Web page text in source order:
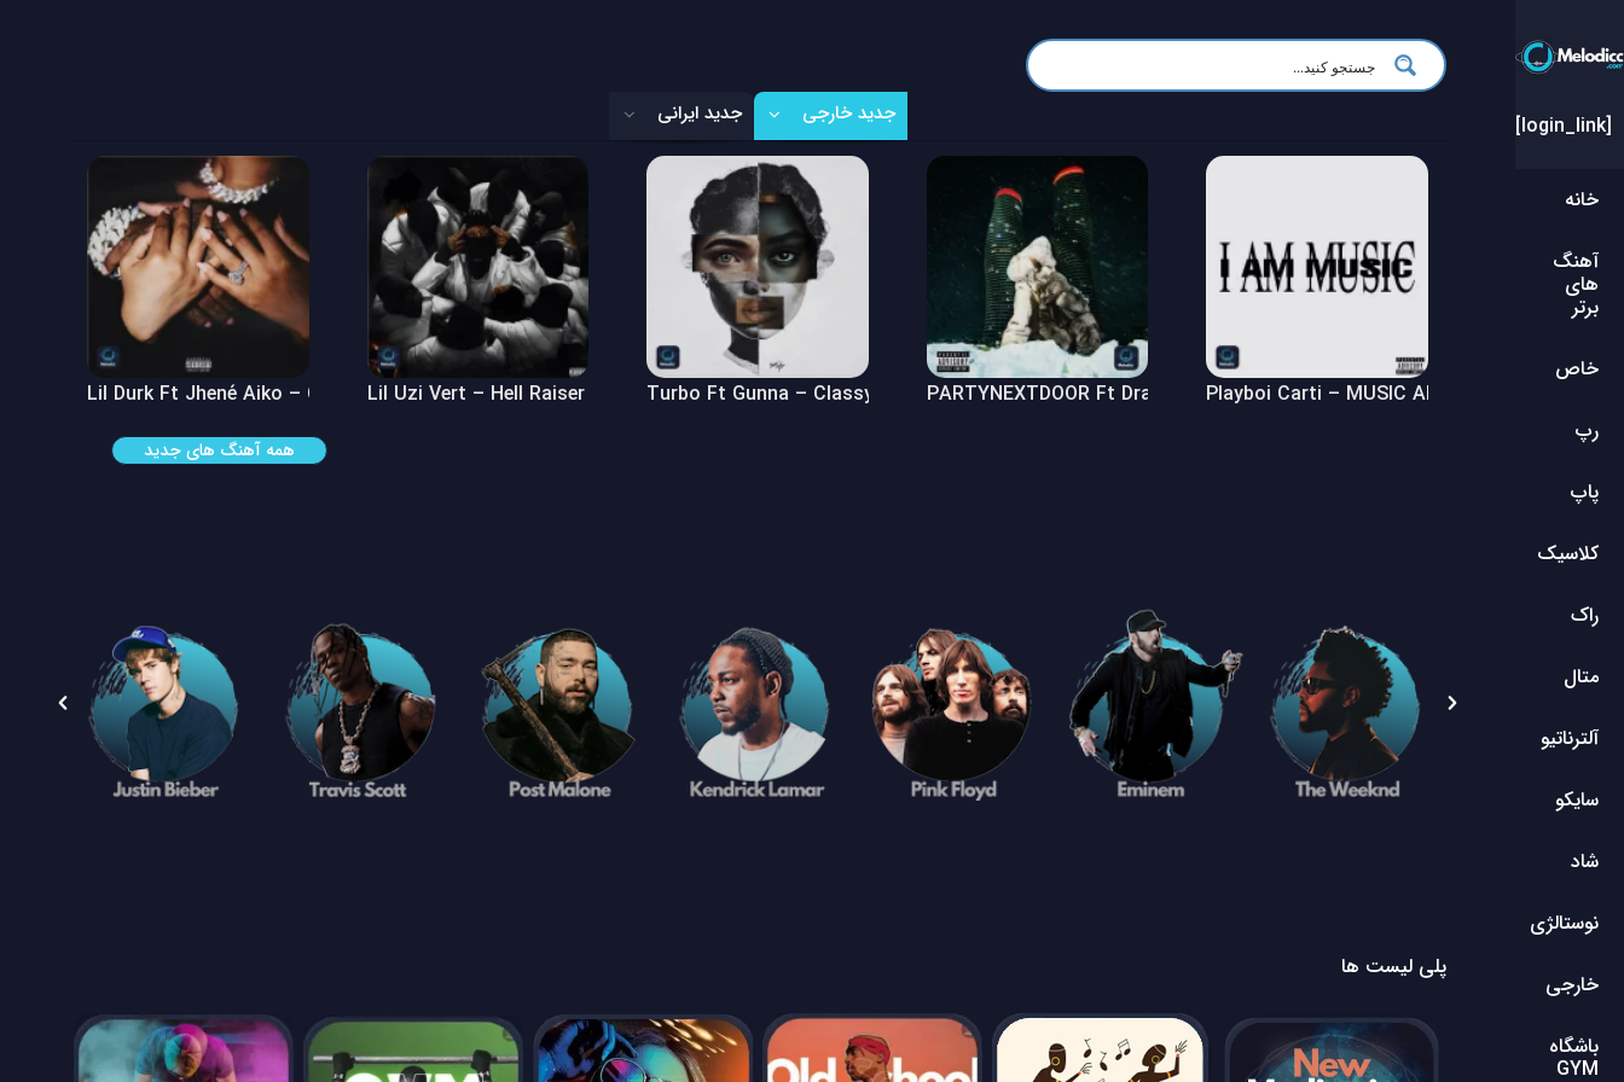
[login_link]
خانه
آهنگ
های
برتر
خاص
رپ
پاپ
کلاسیک
راک
متال
آلترناتیو
سایکو
شاد
نوستالژی
خارجی
باشگاه
GYM
جدید خارجی جدید ایرانی
Playboi Carti – MUSIC Album
PARTYNEXTDOOR Ft Drake – $ome $exy $ongs 4 U Album
Turbo Ft Gunna – Classy Girl
Lil Uzi Vert – Hell Raiser (Freestyle)
Lil Durk Ft Jhené Aiko – Can’t Hide It
همه آهنگ های جدید
پلی لیست ها